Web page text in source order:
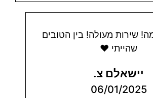
שירות מעולה! בין הטובים
שהייתי ❤
יישאלם צ.
06/01/2025